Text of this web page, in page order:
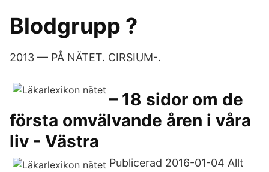
Blodgrupp ?
2013 — PÅ NÄTET. CIRSIUM-.
– 18 sidor om de
första omvälvande åren i våra
liv - Västra
Publicerad 2016-01-04 Allt